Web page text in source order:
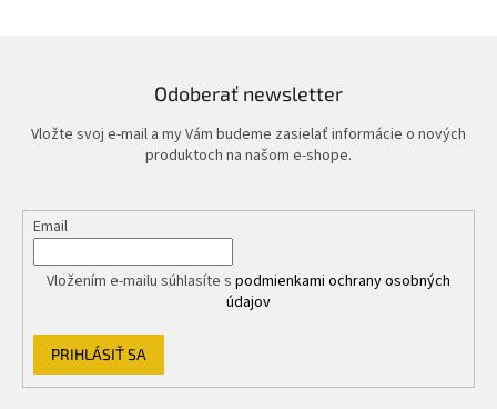
r
v
k
y
p
u
Odoberať newsletter
Vložte svoj e-mail a my Vám budeme zasielať informácie o nových
produktoch na našom e-shope.
Email
Vložením e-mailu súhlasíte s podmienkami ochrany osobných
údajov
PRIHLÁSIŤ SA